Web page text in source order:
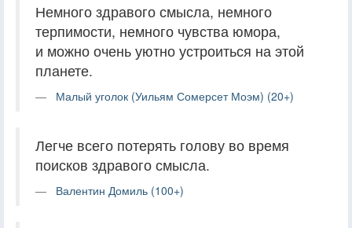
Немного здравого смысла, немного
терпимости, немного чувства юмора,
и можно очень уютно устроиться на этой
планете.
Малый уголок (Уильям Сомерсет Моэм) (20+)
Легче всего потерять голову во время
поисков здравого смысла.
Валентин Домиль (100+)